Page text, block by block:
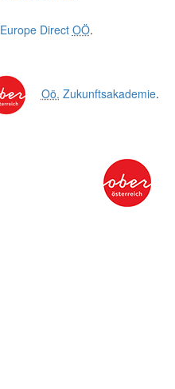
Europe Direct OÖ.
Oö. Zukunftsakademie.